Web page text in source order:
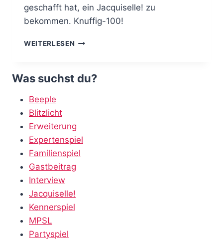
geschafft hat, ein Jacquiselle! zu
bekommen. Knuffig-100!
WEITERLESEN WENN
ANGLUBSCHT
–
SHEEP
Was suchst du?
Beeple
Blitzlicht
Erweiterung
Expertenspiel
Familienspiel
Gastbeitrag
Interview
Jacquiselle!
Kennerspiel
MPSL
Partyspiel